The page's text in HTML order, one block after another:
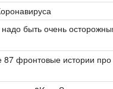
надо быть очень
87 фронтовые истории